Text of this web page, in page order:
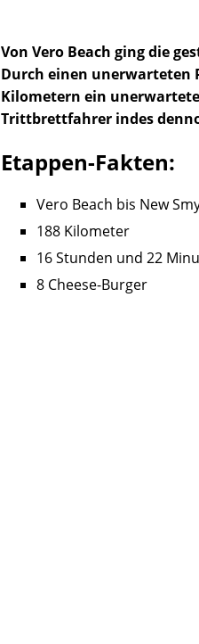
Von Vero Beach ging die
Durch einen unerwarteten
Kilometern ein
Trittbrettfahrer indes
Etappen-Fakten:
Vero Beach bis New
188 Kilometer
16 Stunden und 22
8 Cheese-Burger